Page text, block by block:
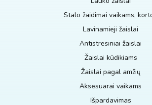
Stalo žaidimai vaikams,
Lavinamieji žaislai
Antistresiniai žaislai
Žaislai kūdikiams
Žaislai pagal amžių
Aksesuarai vaikams
Išpardavimas